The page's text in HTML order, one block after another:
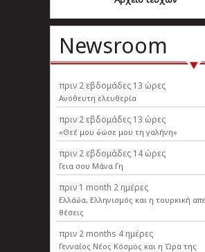
Newsroom
πριν 2 εβδομάδες 13 ώρες
Ανόθευτη ελευθερία
πριν 2 εβδομάδες 13 ώρες
«Θεέ μου δώσε μου τη γαλήνη»
πριν 2 εβδομάδες 14 ώρες
Γεια σου Μάνα Γη
πριν 1 month 2 ημέρες
Ελλάδα, Ελληνισµός και η τουρκική
θέσεις
πριν 2 months 4 ημέρες
Γενναίος Νέος Κόσμος και η Ώρα της